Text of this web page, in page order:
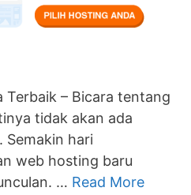
Terbaik – Bicara tentang
tidak akan ada
Semakin hari
web hosting baru
… Read More